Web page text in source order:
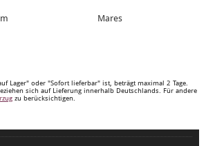
Mares
Lager" oder "Sofort lieferbar" ist, beträgt maximal 2 Tage.
sich auf Lieferung innerhalb Deutschlands. Für andere
zu berücksichtigen.